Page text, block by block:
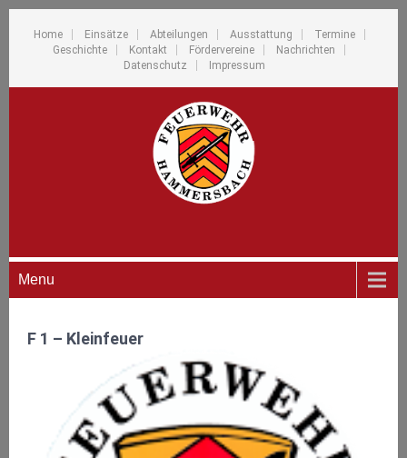
Home Einsätze Abteilungen Ausstattung
Termine
Geschichte
Kontakt Fördervereine
Nachrichten
Datenschutz
Impressum
Menu
F 1 – Kleinfeuer